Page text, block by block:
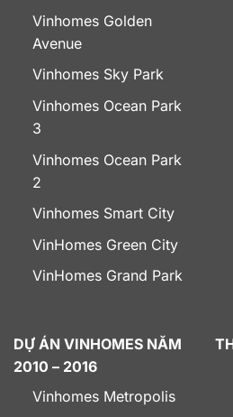
Vinhomes Golden
Avenue
Vinhomes Sky Park
Vinhomes Ocean Park
3
Vinhomes Ocean Park
2
Vinhomes Smart City
VinHomes Green City
VinHomes Grand Park
DỰ ÁN VINHOMES NĂM
2010 – 2016
Vinhomes Metropolis